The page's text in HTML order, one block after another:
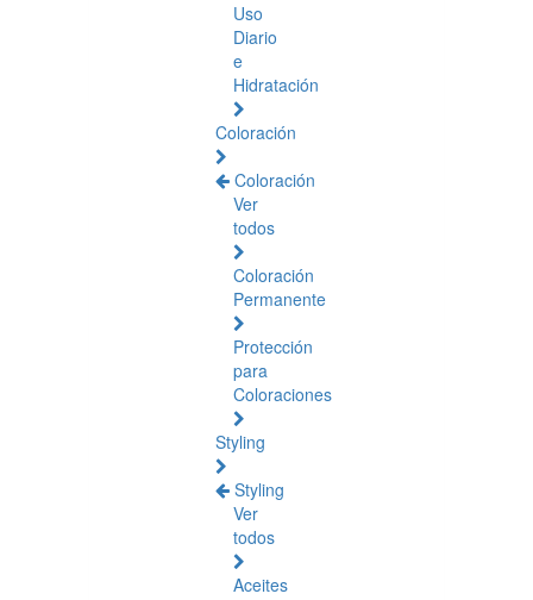
Uso
Diario
e
Hidratación
Coloración
Coloración
Ver
todos
Coloración
Permanente
Protección
para
Coloraciones
Styling
Styling
Ver
todos
Aceites